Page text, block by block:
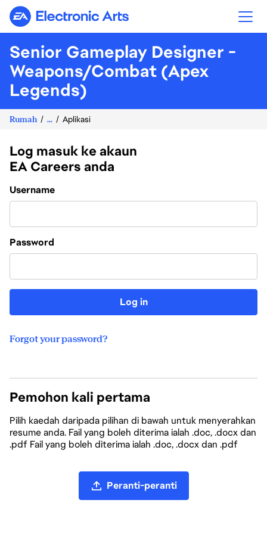
Electronic Arts
Senior Gameplay Designer -
Weapons/Combat (Apex
Legends)
Rumah ... Aplikasi
Log masuk ke akaun
EA Careers anda
Login
Username
Password
Log in
Forgot your password?
Pemohon kali pertama
Pilih kaedah daripada pilihan di bawah untuk menyerahkan
resume anda. Fail yang boleh diterima ialah .doc, .docx dan
.pdf Fail yang boleh diterima ialah .doc, .docx dan .pdf
Peranti-peranti